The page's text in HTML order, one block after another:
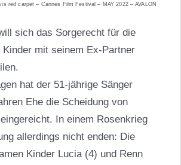
red carpet – Cannes Film Festival – MAY 2022 – AVALON
sich das Sorgerecht für die
Kinder mit seinem Ex-Partner
hat der 51-jährige Sänger
Ehe die Scheidung von
In einem Rosenkrieg
allerdings nicht enden: Die
Kinder Lucia (4) und Renn